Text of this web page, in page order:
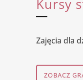
Kursy
Zajęcia dla
ZOBACZ